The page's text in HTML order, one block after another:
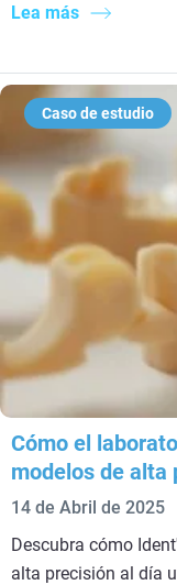
Lea más
Caso de estudio
Cómo el
modelos de alta
14 de Abril de 2025
Descubra cómo
alta precisión al día